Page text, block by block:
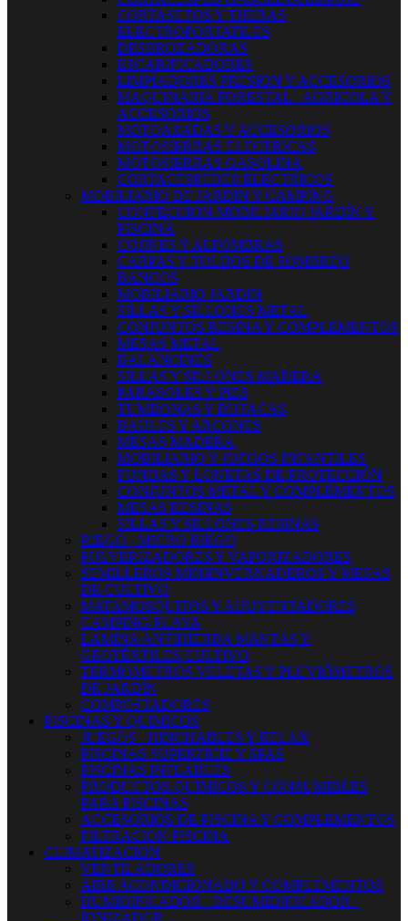
CORTASETOS Y TIJERAS
ELECTROPORTATILES
DESBROZADORAS
ESCARIFICADORES
LIMPIADORES PRESION Y ACCESORIOS
MAQUINARIA FORESTAL - AGRICOLA Y
ACCESORIOS
MOTOAZADAS Y ACCESORIOS
MOTOSIERRAS ELECTRICAS
MOTOSIERRAS GASOLINA
CORTACESPEDES ELECTRICOS
MOBILIARIO DE JARDIN Y CAMPING
CONFECCION MOBILIARIO JARDÍN Y
PISCINA
COJINES Y ALFOMBRAS
CARPAS Y TOLDOS DE SOMBREO
BANCOS
MOBILIARIO JARDIN
SILLAS Y SILLONES METAL
CONJUNTOS RESINA Y COMPLEMENTOS
MESAS METAL
BALANCINES
SILLAS Y SILLONES MADERA
PARASOLES Y PIES
TUMBONAS Y BUTACAS
BAULES Y ARCONES
MESAS MADERA
MOBILIARIO Y JUEGOS INFANTILES
FUNDAS Y LONETAS DE PROTECCIÓN
CONJUNTOS METAL Y COMPLEMENTOS
MESAS RESINAS
SILLAS Y SILLONES RESINAS
RIEGO - MICRO RIEGO
PULVERIZADORES Y VAPORIZADORES
SEMILLEROS MINIINVERNADEROS Y MESAS
DE CULTIVO
MATAMOSQUITOS Y AHUYENTADORES
CAMPING-PLAYA
LÁMINA ANTIHIERBA MANTAS Y
GEOTÉXTILES CULTIVO
TERMOMETROS VELETAS Y PLUVIÓMETROS
DE JARDÍN
COMPOSTADORES
PISCINAS Y QUIMICOS
JUEGOS - HINCHABLES Y RELAX
PISCINAS SUPERFICIE Y SPAS
PISCINAS INFLABLES
PRODUCTOS QUIMICOS Y CONSUMIBLES
PARA PISCINAS
ACCESORIOS DE PISCINA Y COMPLEMENTOS
FILTRACION PISCINA
CLIMATIZACION
VENTILADORES
AIRE ACONDICIONADO Y COMPLEMENTOS
HUMIDIFICADOR - DESUMIDIFICADOR -
IONIZADOR